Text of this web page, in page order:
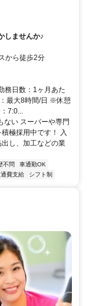
しませんか♪
から徒歩2分
務日数：1ヶ月あた
最大8時間/日 ※休憩
7:0...
ない スーパーや専門
極採用中です！ 入
し、加工などの業
不問
車通勤OK
費支給 シフト制